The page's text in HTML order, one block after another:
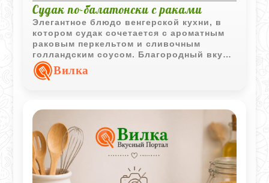
Судак по-балатонски с раками
Элегантное блюдо венгерской кухни, в
котором судак сочетается с ароматным
раковым перкельтом и сливочным
голландским соусом. Благородный вкус
рыбы подчёркивается белым вином и
лёгкой пикантностью паприки.
Вилка